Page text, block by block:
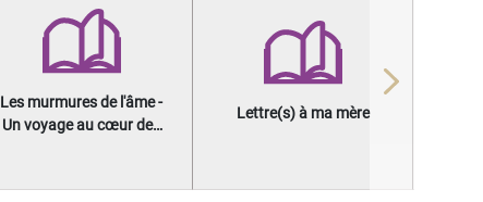
Les murmures de l'âme -
Un voyage au cœur des
Lettre(s) à ma mère
Next